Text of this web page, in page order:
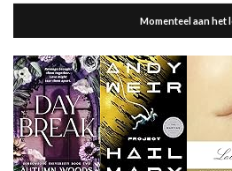
Momenteel aan het